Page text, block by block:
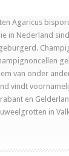
Agaricus
in Nederland
van onder
vindt
en
in